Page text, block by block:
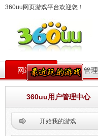
360uu网页游戏平台欢迎您！
网站首页 帐号管理
360uu用户管理中心
开始我的游戏